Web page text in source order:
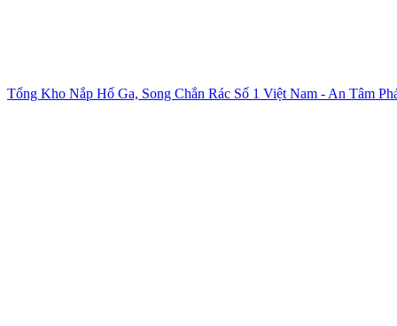
Tổng Kho Nắp Hố Ga, Song Chắn Rác Số 1 Việt Nam - An Tâm